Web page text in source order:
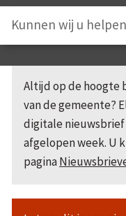
Altijd op de hoogte
van de gemeente?
digitale nieuwsbrief
afgelopen week. U
pagina